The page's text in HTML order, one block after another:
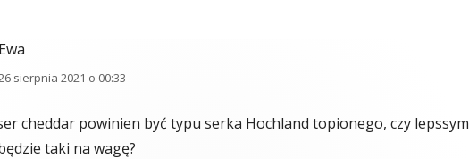
Ewa
sierpnia 2021 o 00:33
cheddar powinien być typu serka Hochland topionego, czy lepssym
taki na wagę?